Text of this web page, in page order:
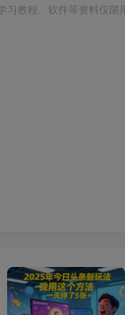
教程、软件等资料仅限